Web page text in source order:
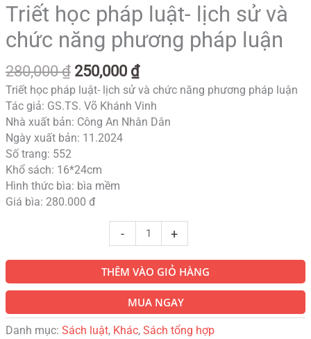
Triết học pháp luật- lịch sử và
chức năng phương pháp luận
280,000₫ 250,000 ₫
Triết học pháp luật- lịch sử và chức năng phương pháp luận
Tác giả: GS.TS. Võ Khánh Vinh
Nhà xuất bản: Công An Nhân Dân
Ngày xuất bản: 11.2024
Số trang: 552
Khổ sách: 16*24cm
Hình thức bìa: bìa mềm
Giá bìa: 280.000 đ
- +
THÊM VÀO GIỎ HÀNG
MUA NGAY
Danh mục: Sách luật, Khác, Sách tổng hợp